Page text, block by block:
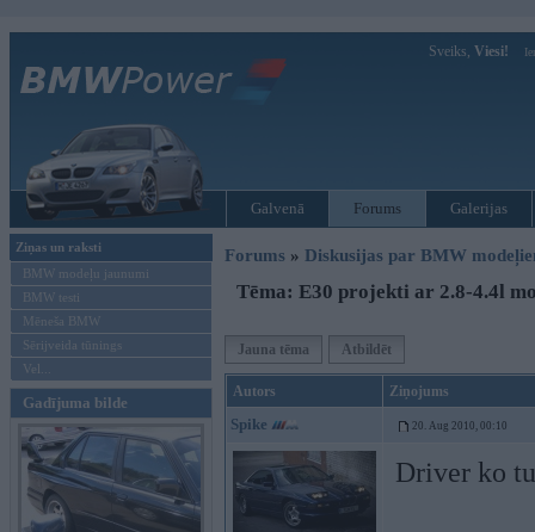
Sveiks, Viesi!
Galvenā Forums Galerijas
Ziņas un raksti
BMW modeļu jaunumi
BMW testi
Mēneša BMW
Sērijveida tūnings
Vel...
Gadījuma bilde
Forums » Diskusijas par BMW
Tēma: E30 projekti ar 2.8-4.4l
Jauna tēma Atbildēt
Autors Ziņojums
Spike 20. Aug 2010, 00:10
Driver ko